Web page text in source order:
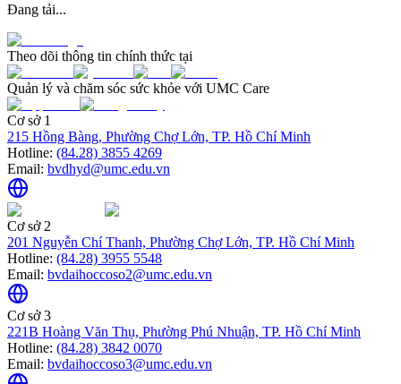
Đang tải...
Theo dõi thông tin chính thức tại
Quản lý và chăm sóc sức khỏe với UMC Care
Cơ sở 1
215 Hồng Bàng, Phường Chợ Lớn, TP. Hồ Chí Minh
Hotline: (84.28) 3855 4269
Email: bvdhyd@umc.edu.vn
Cơ sở 2
201 Nguyễn Chí Thanh, Phường Chợ Lớn, TP. Hồ Chí Minh
Hotline: (84.28) 3955 5548
Email: bvdaihoccoso2@umc.edu.vn
Cơ sở 3
221B Hoàng Văn Thụ, Phường Phú Nhuận, TP. Hồ Chí Minh
Hotline: (84.28) 3842 0070
Email: bvdaihoccoso3@umc.edu.vn